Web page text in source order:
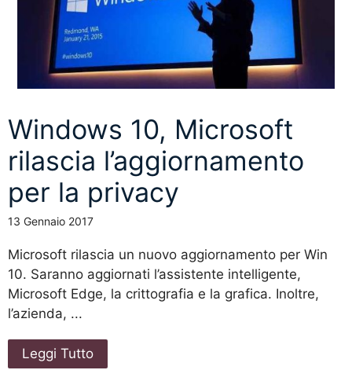
Windows 10, Microsoft
rilascia l’aggiornamento
per la privacy
13 Gennaio 2017
Microsoft rilascia un nuovo aggiornamento per Win
10. Saranno aggiornati l’assistente intelligente,
Microsoft Edge, la crittografia e la grafica. Inoltre,
l’azienda, ...
Leggi Tutto